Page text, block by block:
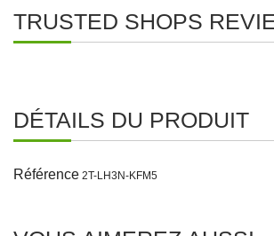
TRUSTED SHOPS
DÉTAILS DU PRODUIT
Référence 2T-LH3N-KFM5